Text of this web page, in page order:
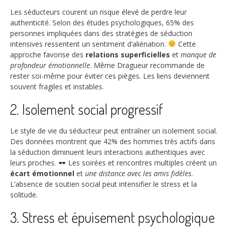
Les séducteurs courent un risque élevé de perdre leur
authenticité. Selon des études psychologiques, 65% des
personnes impliquées dans des stratégies de séduction
intensives ressentent un sentiment d’aliénation.
Cette
approche favorise des relations superficielles et manque de
profondeur émotionnelle. Même Dragueur recommande de
rester soi-même pour éviter ces pièges. Les liens deviennent
souvent fragiles et instables.
2. Isolement social progressif
Le style de vie du séducteur peut entraîner un isolement social.
Des données montrent que 42% des hommes très actifs dans
la séduction diminuent leurs interactions authentiques avec
leurs proches.
Les soirées et rencontres multiples créent un
écart émotionnel et une distance avec les amis fidèles.
L’absence de soutien social peut intensifier le stress et la
solitude.
3. Stress et épuisement psychologique